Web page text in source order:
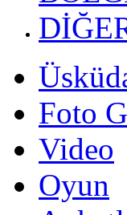
Foto
Video
Oyun